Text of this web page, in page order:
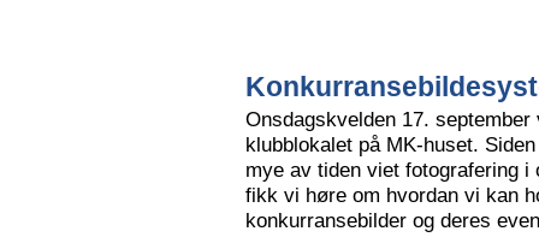
Onsdagskvelden 17.
klubblokalet på MK-huset.
mye av tiden viet fotografering
fikk vi høre om hvordan vi kan
konkurransebilder og deres